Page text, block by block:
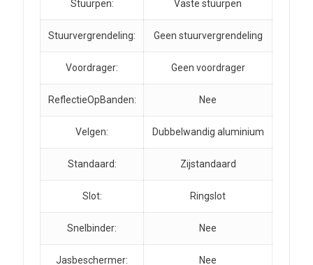
Stuurpen: Vaste stuurpen
Stuurvergrendeling: Geen stuurvergrendeling
Voordrager: Geen voordrager
ReflectieOpBanden: Nee
Velgen: Dubbelwandig aluminium
Standaard: Zijstandaard
Slot: Ringslot
Snelbinder: Nee
Jasbeschermer: Nee